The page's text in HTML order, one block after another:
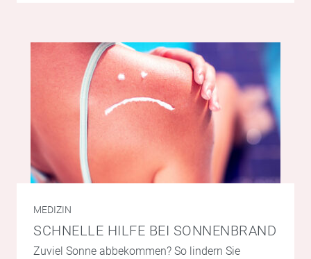
MEDIZIN
SCHNELLE HILFE BEI SONNENBRAND
Zuviel Sonne abbekommen? So lindern Sie